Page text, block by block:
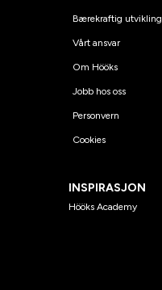
Bærekraftig utvikling
Vårt ansvar
Om Hööks
Jobb hos oss
Personvern
Cookies
INSPIRASJON
Hööks Academy